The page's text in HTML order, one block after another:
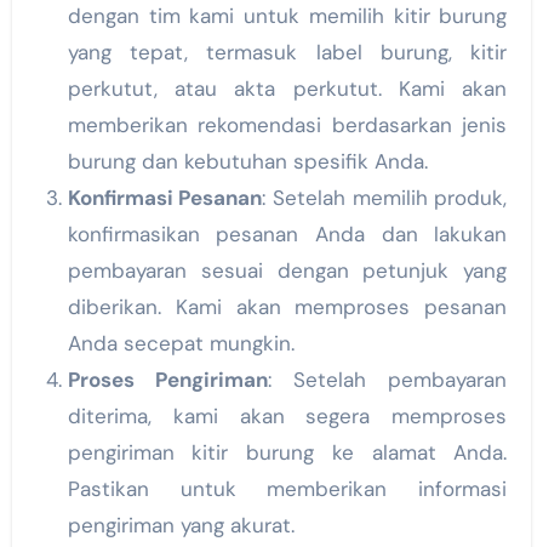
dengan tim kami untuk memilih kitir burung
yang tepat, termasuk label burung, kitir
perkutut, atau akta perkutut. Kami akan
memberikan rekomendasi berdasarkan jenis
burung dan kebutuhan spesifik Anda.
Konfirmasi Pesanan: Setelah memilih produk,
konfirmasikan pesanan Anda dan lakukan
pembayaran sesuai dengan petunjuk yang
diberikan. Kami akan memproses pesanan
Anda secepat mungkin.
Proses Pengiriman: Setelah pembayaran
diterima, kami akan segera memproses
pengiriman kitir burung ke alamat Anda.
Pastikan untuk memberikan informasi
pengiriman yang akurat.